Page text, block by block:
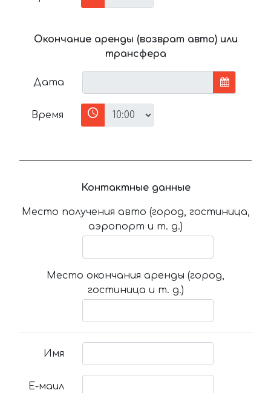
Окончание аренды (возврат авто) или
трансфера
Дата
Время
Контактные данные
Место получения авто (город, гостиница,
аэропорт и т. д.)
Место окончания аренды (город,
гостиница и т. д.)
Имя
Е-маил